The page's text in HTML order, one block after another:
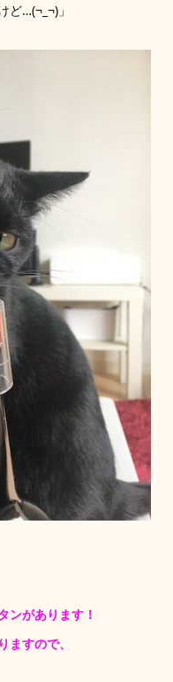
ど…(¬_¬)」
ンがあります！
すので、